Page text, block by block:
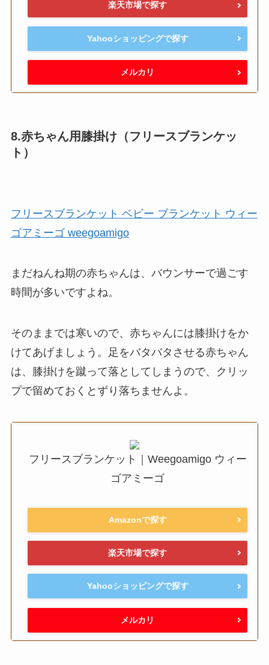
楽天市場で探す
Yahooショッピングで探す
メルカリ
8.赤ちゃん用膝掛け（フリースブランケッ
ト）
フリースブランケット ベビー ブランケット ウィー
ゴアミーゴ weegoamigo
まだねんね期の赤ちゃんは、バウンサーで過ごす
時間が多いですよね。
そのままでは寒いので、赤ちゃんには膝掛けをか
けてあげましょう。足をバタバタさせる赤ちゃん
は、膝掛けを蹴って落としてしまうので、クリッ
プで留めておくとずり落ちませんよ。
フリースブランケット｜Weegoamigo ウィー
ゴアミーゴ
Amazonで探す
楽天市場で探す
Yahooショッピングで探す
メルカリ